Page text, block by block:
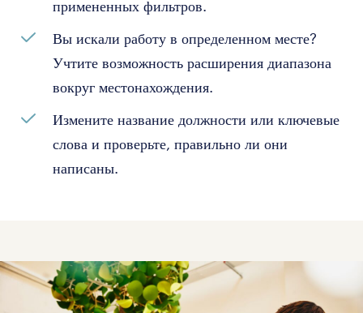
примененных фильтров.
Вы искали работу в определенном месте?
Учтите возможность расширения диапазона
вокруг местонахождения.
Измените название должности или ключевые
слова и проверьте, правильно ли они
написаны.